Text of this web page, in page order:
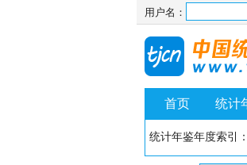
用户名：
首页 统计
统计年鉴年度索引：